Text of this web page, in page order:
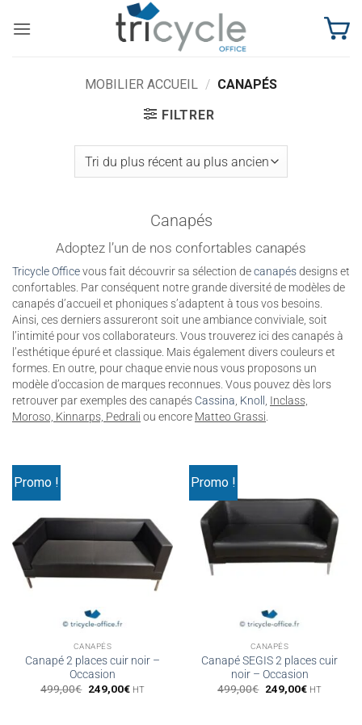
MOBILIER ACCUEIL / CANAPÉS
FILTRER
Canapés
Adoptez l’un de nos confortables canapés
Tricycle Officevous fait découvrir sa sélection decanapésdesigns et
confortables. Par conséquent notre grande diversité de modèles de
canapés d’accueil et phoniques s’adaptent à tous vos besoins.
Ainsi, ces derniers assureront soit une ambiance conviviale, soit
l’intimité pour vos collaborateurs. Vous trouverez ici des canapés à
l’esthétique épuré et classique. Mais également divers couleurs et
formes. En outre, pour chaque envie nous vous proposons un
modèle d’occasion de marques reconnues. Vous pouvez dès lors
retrouver par exemples des canapés Cassina, Knoll , Inclass,
Moroso, Kinnarps, Pedrali ou encore Matteo Grassi.
Promo !
CANAPÉS
Canapé 2 places cuir noir –
Occasion
499,00€ Le
249,00€LeHT
Promo !
CANAPÉS
Canapé SEGIS 2 places cuir
noir – Occasion
499,00€ Le
249,00€LeHT